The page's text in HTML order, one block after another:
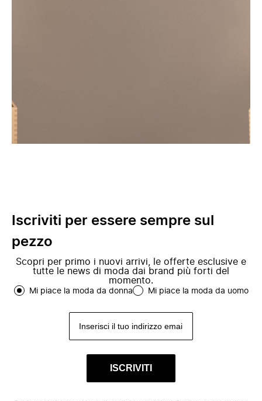
Iscriviti per essere sempre sul
pezzo
Scopri per primo i nuovi arrivi, le offerte esclusive e
tutte le news di moda dai brand più forti del
momento.
Mi piace la moda da donna Mi piace la moda da uomo
ISCRIVITI